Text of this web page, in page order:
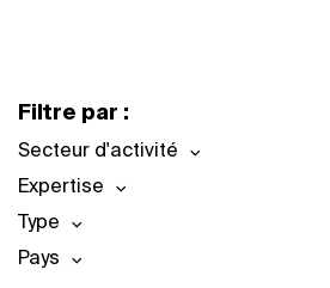
Filtre par :
Secteur d'activité
Expertise
Type
Pays